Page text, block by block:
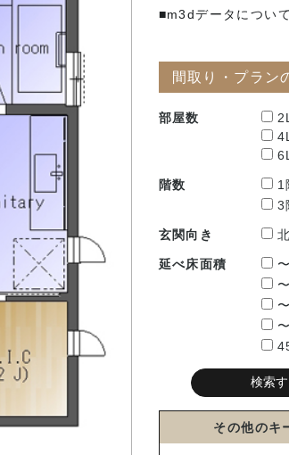
■m3dデータについて
間取り・プラン
部屋数
階数 1
3
玄関向き 北
延べ床面積
その他のキ